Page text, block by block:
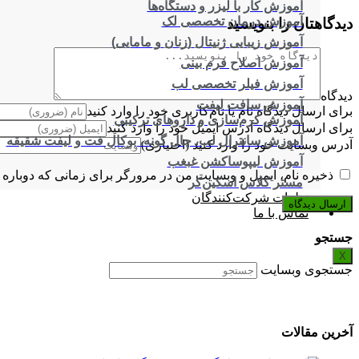
آموزش کار با لیزر و دستگاه‌ها
آموزش درمان تخصصی لک
آموزش زیبایی ژنیتال (زنان و مامایی)
آموزش اصلاح فرم بینی
آموزش فیلر تخصصی لب
آموزش سافت لیفت
آموزش کرم‌سازی و داروهای ترکیبی
آموزش سانترال لب، چال گونه، بوکال فت و لیفت شقیقه
آموزش لیپوساکشن غبغب
مستر کلاس اسکین‌کر
نظرات شرکت‌کنندگان
تماس با ما
X
دیدگاهتان را بنویسید
دیدگاه
برای ارسال دیدگاه نام یا نام‌کاربری خود را وارد کنید
برای ارسال دیدگاه آدرس ایمیل خود را وارد کنید
آدرس وبسایت خود را وارد کنید (اختیاری)
ذخیره نام، ایمیل و وبسایت من در مرورگر برای زمانی که
جستجو
جستجوی وبسایت
آخرین مقالات